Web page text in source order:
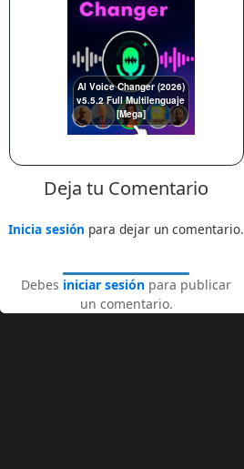
AI Voice Changer (2026)
v5.5.2 Full Multilenguaje
[Mega]
Deja tu Comentario
Inicia sesión para dejar un comentario.
Debes iniciar sesión para publicar
un comentario.